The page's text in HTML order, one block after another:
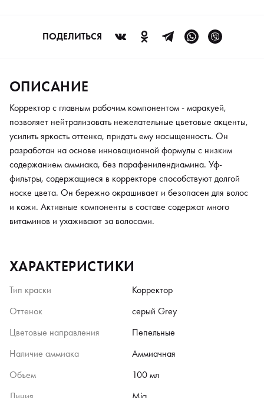
ПОДЕЛИТЬСЯ
ОПИСАНИЕ
Корректор с главным рабочим компонентом - маракуей,
позволяет нейтрализовать нежелательные цветовые акценты,
усилить яркость оттенка, придать ему насыщенность. Он
разработан на основе инновационной формулы с низким
содержанием аммиака, без парафенилендиамина. Уф-
фильтры, содержащиеся в корректоре способствуют долгой
носке цвета. Он бережно окрашивает и безопасен для волос
и кожи. Активные компоненты в составе содержат много
витаминов и ухаживают за волосами.
ХАРАКТЕРИСТИКИ
Тип краски
Корректор
Оттенок
серый Grey
Цветовые направления
Пепельные
Наличие аммиака
Аммиачная
Объем
100 мл